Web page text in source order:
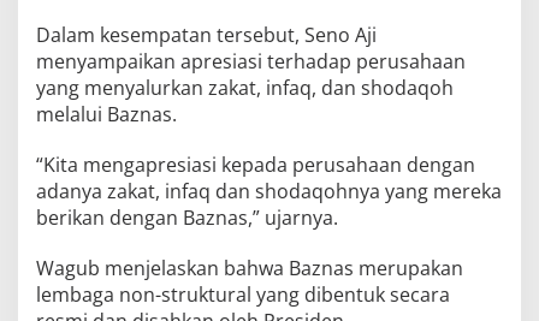
Dalam kesempatan tersebut, Seno Aji
menyampaikan apresiasi terhadap perusahaan
yang menyalurkan zakat, infaq, dan shodaqoh
melalui Baznas.
“Kita mengapresiasi kepada perusahaan dengan
adanya zakat, infaq dan shodaqohnya yang mereka
berikan dengan Baznas,” ujarnya.
Wagub menjelaskan bahwa Baznas merupakan
lembaga non-struktural yang dibentuk secara